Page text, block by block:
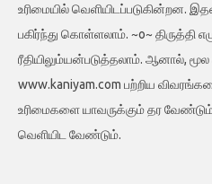
உரிமையில் வெளியிடப்படுகின்றன.
பகிர்ந்து கொள்ளலாம். ~o~ திருத்தி
ரீதியிலும்யன்படுத்தலாம். ஆனால், மூல
www.kaniyam.com பற்றிய
உரிமைகளை யாவருக்கும் தர
வெளியிட வேண்டும்.